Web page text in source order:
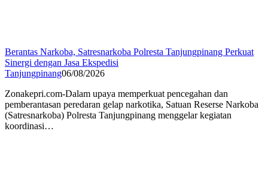
Berantas Narkoba, Satresnarkoba Polresta Tanjungpinang Perkuat
Sinergi dengan Jasa Ekspedisi
Tanjungpinang06/08/2026
Zonakepri.com-Dalam upaya memperkuat pencegahan dan
pemberantasan peredaran gelap narkotika, Satuan Reserse Narkoba
(Satresnarkoba) Polresta Tanjungpinang menggelar kegiatan
koordinasi…